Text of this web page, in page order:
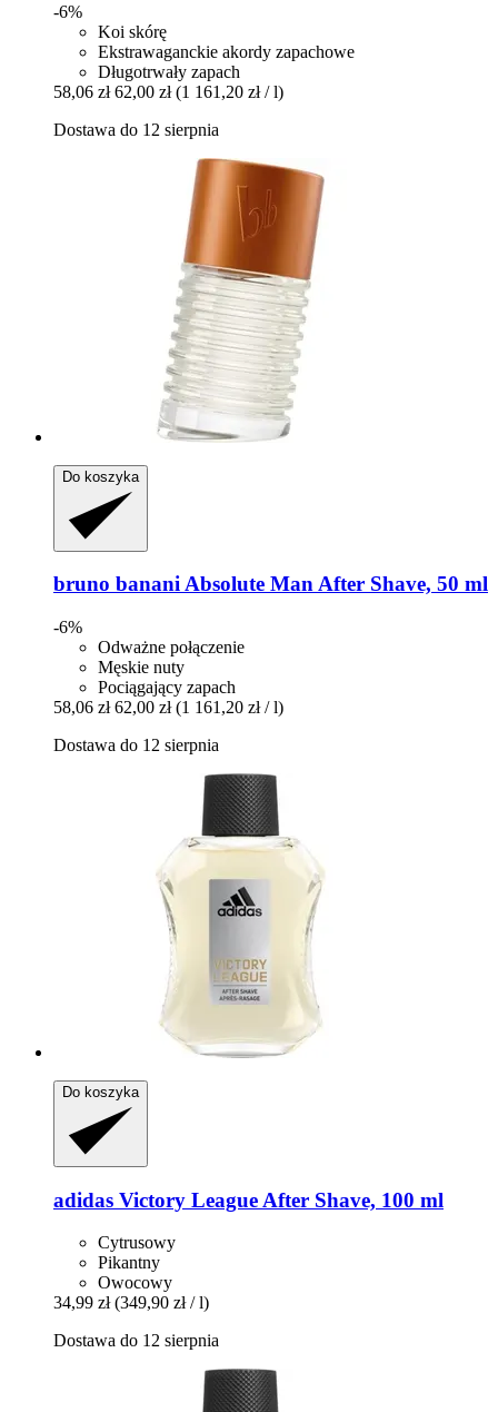
-6%
Koi skórę
Ekstrawaganckie akordy zapachowe
Długotrwały zapach
58,06 zł 62,00 zł (1 161,20 zł / l)
Dostawa do 12 sierpnia
Do koszyka
bruno bananiAbsolute Man After Shave, 50 ml
-6%
Odważne połączenie
Męskie nuty
Pociągający zapach
58,06 zł 62,00 zł (1 161,20 zł / l)
Dostawa do 12 sierpnia
Do koszyka
adidas Victory League After Shave, 100 ml
Cytrusowy
Pikantny
Owocowy
34,99 zł (349,90 zł / l)
Dostawa do 12 sierpnia